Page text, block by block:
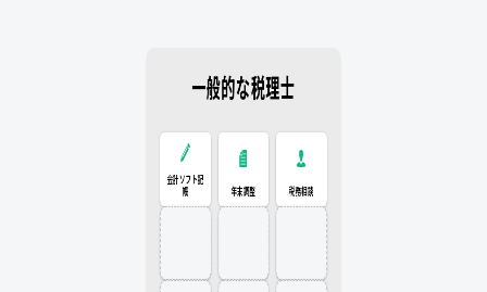
一般的な税理士
会計ソフト記
年末調整